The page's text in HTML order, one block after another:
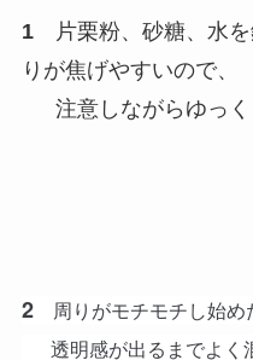
1片栗粉、砂糖、水を
りが焦げやすいので、
注意しながらゆっく
2周りがモチモチし始め
透明感が出るまでよく